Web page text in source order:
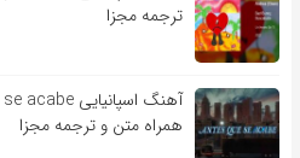
ترجمه مجزا
همراه متن و ترجمه مجزا